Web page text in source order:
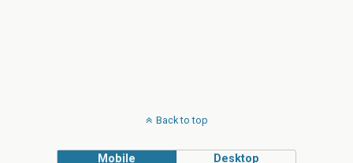
Back to top
Mobile Desktop